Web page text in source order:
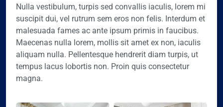
Nulla vestibulum, turpis sed convallis iaculis, lorem mi
suscipit dui, vel rutrum sem eros non felis. Interdum et
malesuada fames ac ante ipsum primis in faucibus.
Maecenas nulla lorem, mollis sit amet ex non, iaculis
aliquam nulla. Pellentesque hendrerit diam turpis, ut
tempus lacus lobortis non. Proin quis consectetur
magna.